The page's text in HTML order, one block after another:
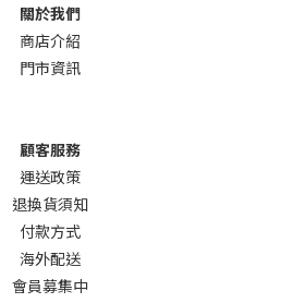
關於我們
商店介紹
門市資訊
顧客服務
運送政策
退換貨須知
付款方式
海外配送
會員募集中